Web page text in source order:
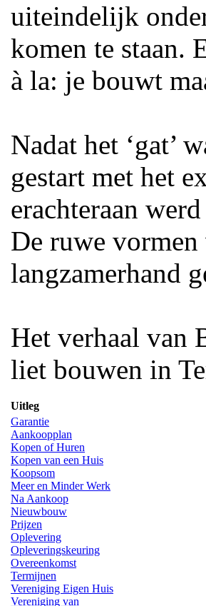
uiteindelijk
komen te staan.
à la: je bouwt
Nadat het ‘gat’
gestart met het
erachteraan
De ruwe
langzamerhand
Het verhaal van
liet bouwen in
Uitleg
Garantie
Aankoopplan
Kopen of Huren
Kopen van een Huis
Koopsom
Meer en Minder Werk
Na Aankoop
Nieuwbouw
Prijzen
Oplevering
Opleveringskeuring
Overeenkomst
Termijnen
Vereniging Eigen Huis
Vereniging van